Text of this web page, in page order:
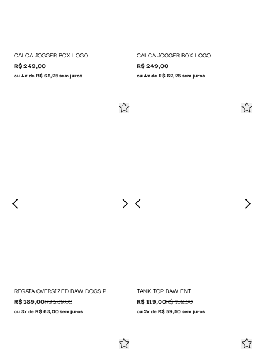
CALCA JOGGER BOX LOGO
R$ 249,00
ou 4x de R$ 62,25 sem juros
CALCA JOGGER BOX LOGO
R$ 249,00
ou 4x de R$ 62,25 sem juros
REGATA OVERSIZED BAW DOGS PUMP THE BASS
R$ 189,00R$ 289,00
ou 3x de R$ 63,00 sem juros
TANK TOP BAW ENT
R$ 119,00R$ 139,00
ou 2x de R$ 59,50 sem juros